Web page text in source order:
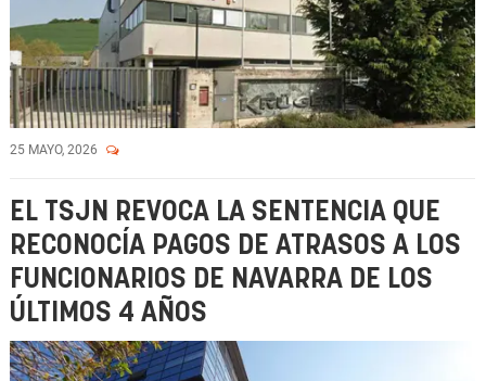
25 MAYO, 2026
EL TSJN REVOCA LA SENTENCIA QUE
RECONOCÍA PAGOS DE ATRASOS A LOS
FUNCIONARIOS DE NAVARRA DE LOS
ÚLTIMOS 4 AÑOS